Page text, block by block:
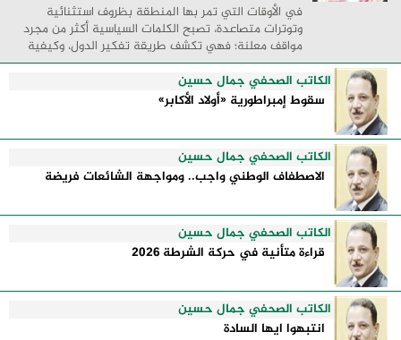
في الأوقات التي تمر بها المنطقة بظروف استثنائية
وتوترات متصاعدة، تصبح الكلمات السياسية أكثر من مجرد
مواقف معلنة؛ فهي تكشف طريقة تفكير الدول، وكيفية
إدارتها للأزمات، والحدود التي تفصل بين القوة ...
الكاتب الصحفي جمال حسين
سقوط إمبراطورية «أولاد الأكابر»
الكاتب الصحفي جمال حسين
الاصطفاف الوطني واجب.. ومواجهة الشائعات فريضة
الكاتب الصحفي جمال حسين
قراءة متأنية في حركة الشرطة 2026
الكاتب الصحفي جمال حسين
انتبهوا ايها السادة